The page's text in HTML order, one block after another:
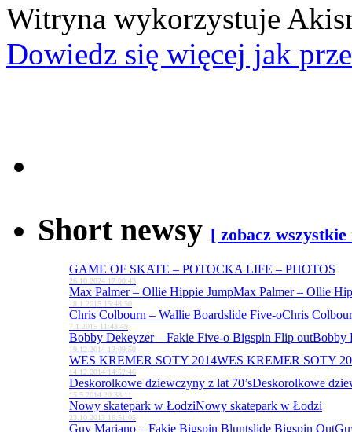
Witryna wykorzystuje
Dowiedz się więcej jak
Short newsy [ zobacz wszystkie
GAME OF SKATE – POTOCKA LIFE – PHOTOS
26.10.2024 17:00:43
Max Palmer – Ollie Hippie JumpMax Palmer – Ollie
18.1.2015 15:48:50
Chris Colbourn – Wallie Boardslide Five-oChris
7.1.2015 11:43:49
Bobby Dekeyzer – Fakie Five-o Bigspin Flip outBobby
19.12.2014 13:09:50
WES KREMER SOTY 2014WES KREMER SOTY
14.12.2014 14:52:46
Deskorolkowe dziewczyny z lat 70’sDeskorolkowe
15.5.2014 20:38:11
Nowy skatepark w ŁodziNowy skatepark w Łodzi
23.10.2013 16:51:05
Guy Mariano – Fakie Bigspin Bluntslide Bigspin Out